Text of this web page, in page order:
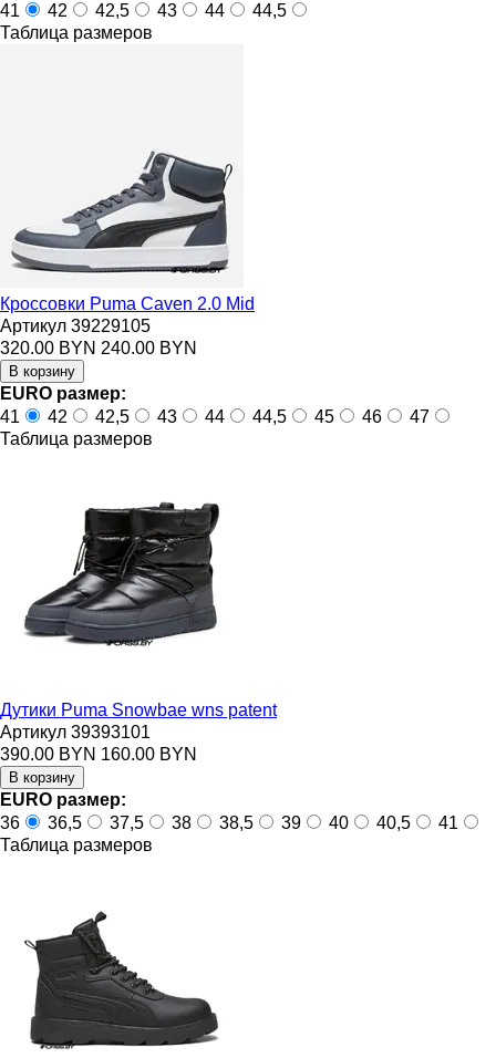
41
42 42,5 43 44
44,5
Таблица размеров
Кроссовки Puma Caven 2.0 Mid
Артикул 39229105
320.00 BYN 240.00 BYN
EURO размер:
41
42 42,5 43 44 44,5 45 46
47
Таблица размеров
Дутики Puma Snowbae wns patent
Артикул 39393101
390.00 BYN 160.00 BYN
EURO размер:
36
36,5 37,5 38 38,5 39 40 40,5
41
Таблица размеров